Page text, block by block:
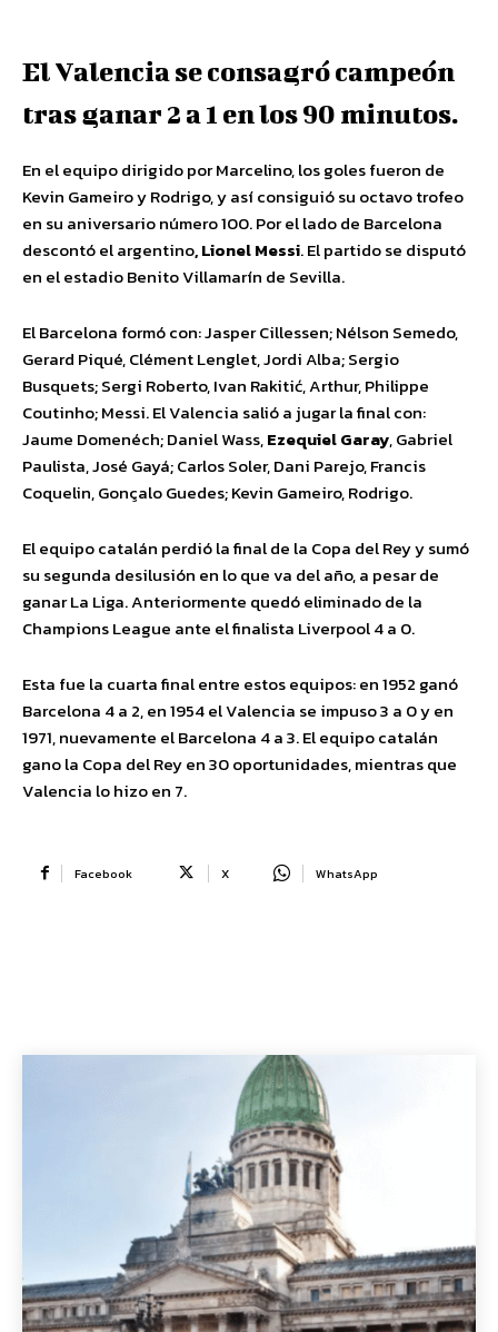
El Valencia se consagró campeón
tras ganar 2 a 1 en los 90 minutos.
En el equipo dirigido por Marcelino, los goles fueron de
Kevin Gameiro y Rodrigo, y así consiguió su octavo trofeo
en su aniversario número 100. Por el lado de Barcelona
descontó el argentino, Lionel Messi. El partido se disputó
en el estadio Benito Villamarín de Sevilla.
El Barcelona formó con: Jasper Cillessen; Nélson Semedo,
Gerard Piqué, Clément Lenglet, Jordi Alba; Sergio
Busquets; Sergi Roberto,Ivan Rakitić, Arthur, Philippe
Coutinho; Messi. El Valencia salió a jugar la final con:
Jaume Domenéch; Daniel Wass,Ezequiel Garay, Gabriel
Paulista, José Gayá; Carlos Soler, Dani Parejo, Francis
Coquelin, Gonçalo Guedes; Kevin Gameiro, Rodrigo.
El equipo catalán perdió la final de la Copa del Rey y sumó
su segunda desilusión en lo que va del año, a pesar de
ganar La Liga. Anteriormente quedó eliminado de la
Champions League ante el finalista Liverpool 4 a 0.
Esta fue la cuarta final entre estos equipos: en 1952 ganó
Barcelona 4 a 2, en 1954 el Valencia se impuso 3 a 0 y en
1971, nuevamente el Barcelona 4 a 3. El equipo catalán
gano la Copa del Rey en 30 oportunidades, mientras que
Valencia lo hizo en 7.
Facebook X WhatsApp